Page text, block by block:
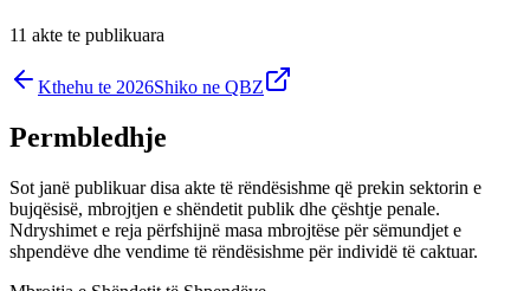
11 akte te publikuara
Kthehu te 2026Shiko ne QBZ
Permbledhje
Sot janë publikuar disa akte të rëndësishme që prekin sektorin e
bujqësisë, mbrojtjen e shëndetit publik dhe çështje penale.
Ndryshimet e reja përfshijnë masa mbrojtëse për sëmundjet e
shpendëve dhe vendime të rëndësishme për individë të caktuar.